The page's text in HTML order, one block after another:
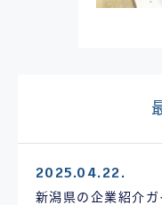
2025.04.22.
新潟県の企業紹介